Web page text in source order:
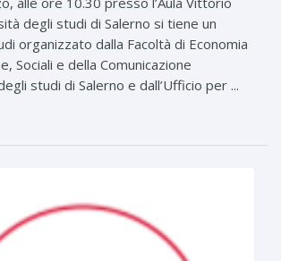
degli studi di Salerno si tiene un
organizzato dalla Facoltà di Economia
Sociali e della Comunicazione
studi di Salerno e dall’Ufficio per ...